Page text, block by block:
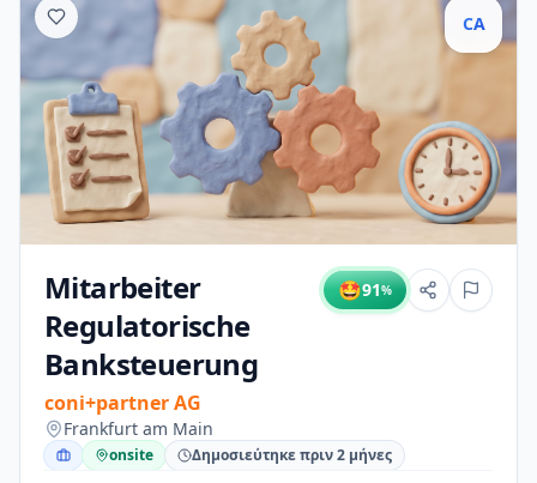
CA
Mitarbeiter
Regulatorische
Banksteuerung
coni+partner AG
🤩91%
Frankfurt am Main
onsite Δημοσιεύτηκε πριν 2 μήνες